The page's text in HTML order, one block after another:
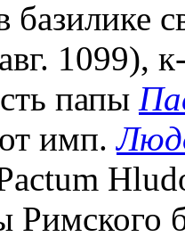
базилике
1099),
папы
имп.
Римского